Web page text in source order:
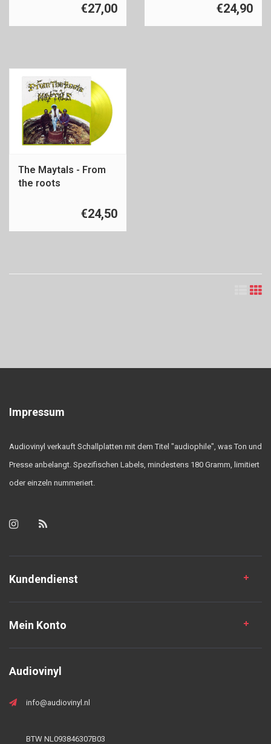
€27,00 €24,90
The Maytals - From
the roots
€24,50
Impressum
Audiovinyl verkauft Schallplatten mit dem Titel "audiophile", was Ton und
Presse anbelangt. Spezifischen Labels, mindestens 180 Gramm, limitiert
oder einzeln nummeriert.
Kundendienst
Mein Konto
Audiovinyl
info@audiovinyl.nl
BTW NL093846307B03